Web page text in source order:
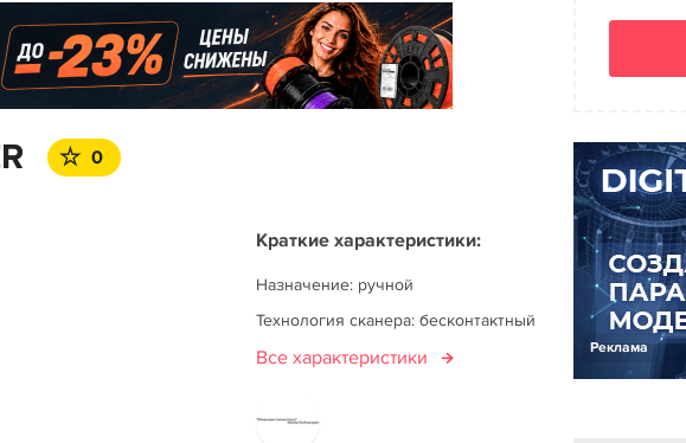
0
Краткие характеристики:
Назначение: ручной
Технология сканера: бесконтактный
Все характеристики Реклама